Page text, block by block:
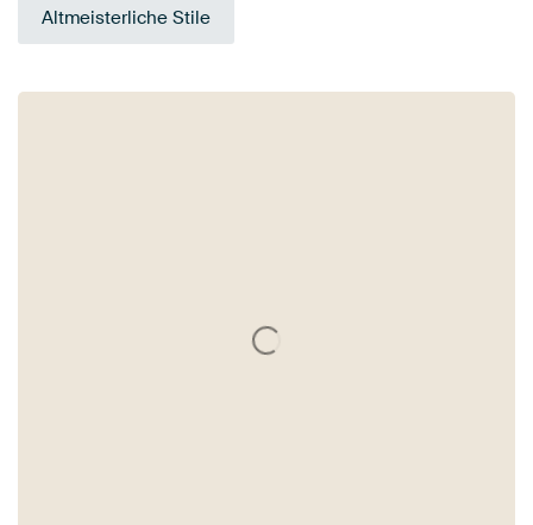
Altmeisterliche Stile